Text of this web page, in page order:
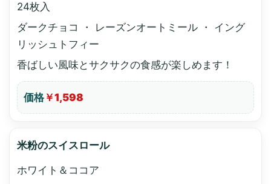
24枚入
ダークチョコ ・ レーズンオートミール ・ イング
リッシュトフィー
香ばしい風味とサクサクの食感が楽しめます！
価格 ￥1,598
米粉のスイスロール
ホワイト＆ココア